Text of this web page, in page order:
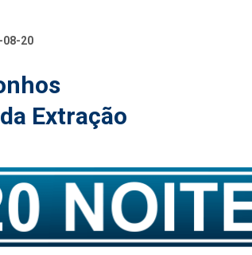
08-20
Extração